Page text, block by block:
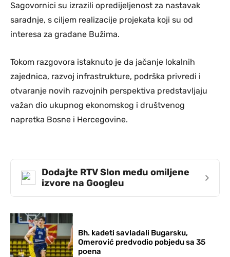
Sagovornici su izrazili opredijeljenost za nastavak
saradnje, s ciljem realizacije projekata koji su od
interesa za građane Bužima.
Tokom razgovora istaknuto je da jačanje lokalnih
zajednica, razvoj infrastrukture, podrška privredi i
otvaranje novih razvojnih perspektiva predstavljaju
važan dio ukupnog ekonomskog i društvenog
napretka Bosne i Hercegovine.
Dodajte RTV Slon među omiljene
izvore na Googleu
›
Bh. kadeti savladali Bugarsku,
Omerović predvodio pobjedu sa 35
poena